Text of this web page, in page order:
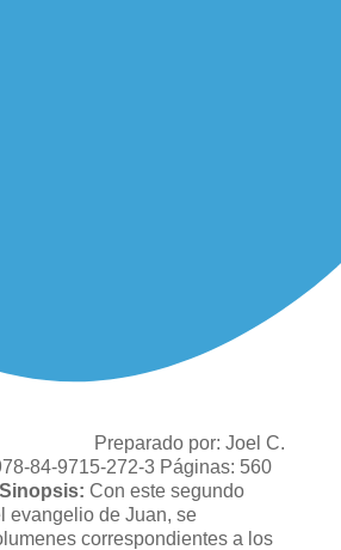
Preparado por: Joel C.
84-9715-272-3 Páginas: 560
Sinopsis: Con este segundo
evangelio de Juan, se
correspondientes a los